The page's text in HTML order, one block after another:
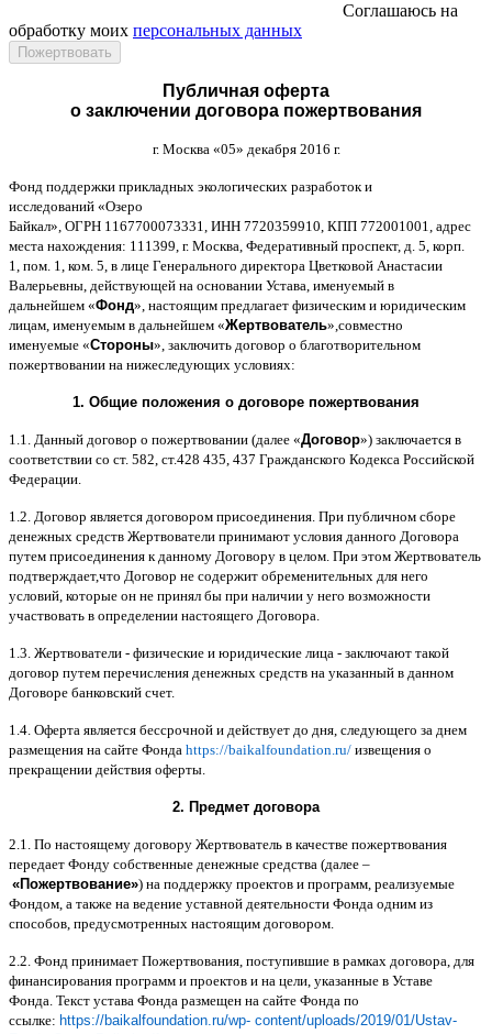
Соглашаюсь на
обработку моих персональных данных
Публичная оферта
о заключении договора пожертвования
г. Москва «05» декабря 2016 г.
Фонд поддержки прикладных экологических разработок и
исследований «Озеро
Байкал», ОГРН 1167700073331, ИНН 7720359910, КПП 772001001, адрес
места нахождения: 111399, г. Москва, Федеративный проспект, д. 5, корп.
1, пом. 1, ком. 5, в лице Генерального директора Цветковой Анастасии
Валерьевны, действующей на основании Устава, именуемый в
дальнейшем «Фонд», настоящим предлагает физическим и юридическим
лицам, именуемым в дальнейшем «Жертвователь»,совместно
именуемые «Стороны», заключить договор o благотворительном
пожертвовании на нижеследующих условиях:
1. Общие положения o договоре пожертвования
1.1. Данный договор о пожертвовании (далее «Договор») заключается в
соответствии со ст. 582, ст.428 435, 437 Гражданского Кодекса Российской
Федерации.
1.2. Договор является договором присоединения. При публичном сборе
денежных средств Жертвователи принимают условия данного Договора
путем присоединения к данному Договору в целом. При этом Жертвователь
подтверждает,что Договор не содержит обременительных для него
условий, которые он не принял бы при наличии у него возможности
участвовать в определении настоящего Договора.
1.3. Жертвователи - физические и юридические лица - заключают такой
договор путем перечисления денежных средств на указанный в данном
Договоре банковский счет.
1.4. Оферта является бессрочной и действует до дня, следующего за днем
размещения на сайте Фонда https://baikalfoundation.ru/ извещения о
прекращении действия оферты.
2. Предмет договора
2.1. По настоящему договору Жертвователь в качестве пожертвования
передает Фонду собственные денежные средства (далее –
«Пожертвование») на поддержку проектов и программ, реализуемые
Фондом, а также на ведение уставной деятельности Фонда одним из
способов, предусмотренных настоящим договором.
2.2. Фонд принимает Пожертвования, поступившие в рамках договора, для
финансирования программ и проектов и на цели, указанные в Уставе
Фонда. Текст устава Фонда размещен на сайте Фонда по
ссылке: https://baikalfoundation.ru/wp- content/uploads/2019/01/Ustav-